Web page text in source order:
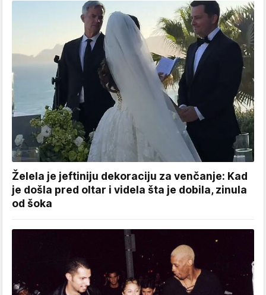
Želela je jeftiniju dekoraciju za venčanje: Kad
je došla pred oltar i videla šta je dobila, zinula
od šoka